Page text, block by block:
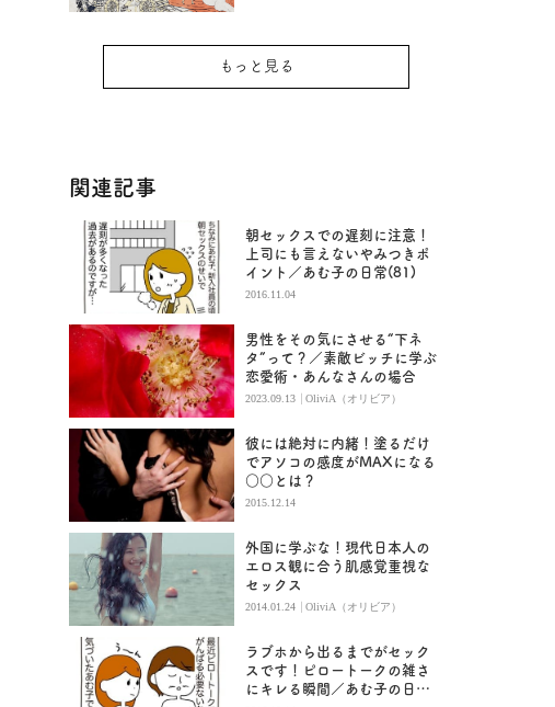
もっと見る
関連記事
朝セックスでの遅刻に注意！
上司にも言えないやみつきポ
イント／あむ子の日常(81)
2016.11.04
男性をその気にさせる“下ネ
タ”って？／素敵ビッチに学ぶ
恋愛術・あんなさんの場合
2023.09.13 | OliviA（オリビア）
彼には絶対に内緒！塗るだけ
でアソコの感度がMAXになる
○○とは？
2015.12.14
外国に学ぶな！現代日本人の
エロス観に合う肌感覚重視な
セックス
2014.01.24 | OliviA（オリビア）
ラブホから出るまでがセック
スです！ピロートークの雑さ
にキレる瞬間／あむ子の日常